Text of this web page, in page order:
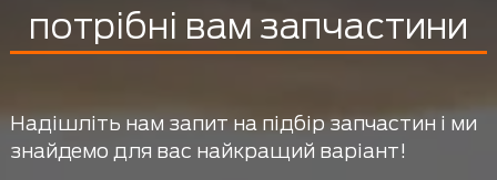
потрібні вам запчастини
Надішліть нам запит на підбір запчастин і ми
знайдемо для вас найкращий варіант!